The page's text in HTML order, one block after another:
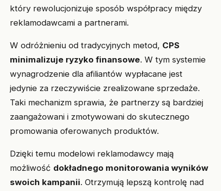
który rewolucjonizuje sposób współpracy między
reklamodawcami a partnerami.
W odróżnieniu od tradycyjnych metod, CPS
minimalizuje ryzyko finansowe. W tym systemie
wynagrodzenie dla afiliantów wypłacane jest
jedynie za rzeczywiście zrealizowane sprzedaże.
Taki mechanizm sprawia, że partnerzy są bardziej
zaangażowani i zmotywowani do skutecznego
promowania oferowanych produktów.
Dzięki temu modelowi reklamodawcy mają
możliwość dokładnego monitorowania wyników
swoich kampanii. Otrzymują lepszą kontrolę nad